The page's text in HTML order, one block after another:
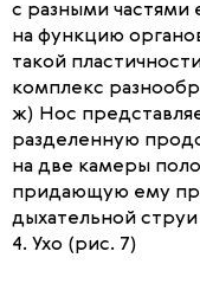
с разными частями
на функцию
такой
комплекс
ж) Нос
разделенную
на две камеры
придающую ему
дыхательной
4. Ухо (рис. 7)